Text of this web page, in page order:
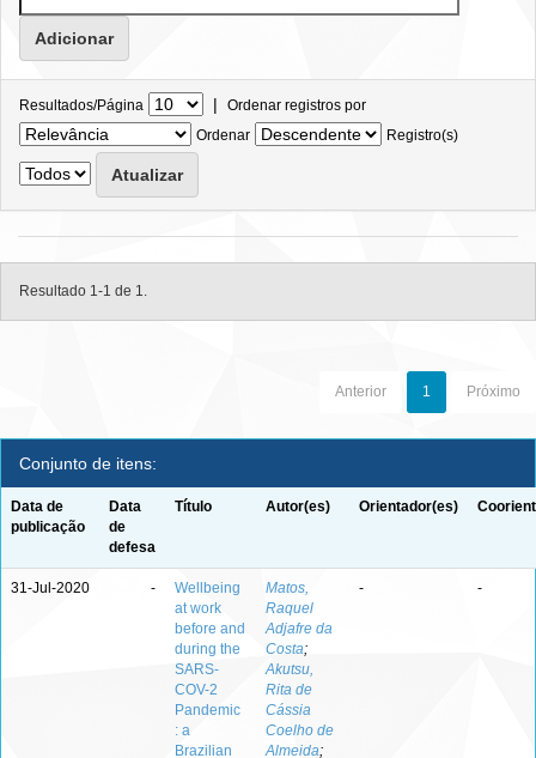
Resultados/Página | Ordenar registros por
Ordenar
Registro(s)
Resultado 1-1 de 1.
Anterior 1 Próximo
Conjunto de itens:
Data de
publicação
Data
de
defesa
Título Autor(es) Orientador(es)
31-Jul-2020 -
Wellbeing
at work
before and
during the
SARS-
COV-2
Pandemic
: a
Brazilian
Matos,
Raquel
Adjafre da
Costa;
Akutsu,
Rita de
Cássia
Coelho de
Almeida;
- -